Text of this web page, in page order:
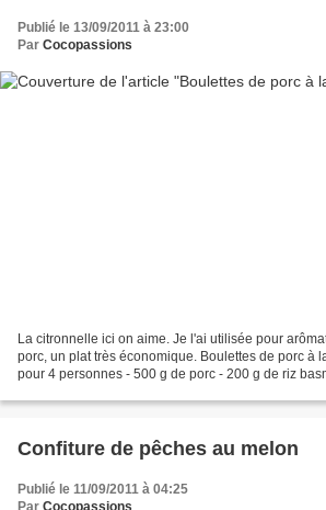
Publié le 13/09/2011 à 23:00
Par Cocopassions
La citronnelle ici on aime. Je l'ai utilisée pour
porc, un plat très économique. Boulettes de porc à
pour 4 personnes - 500 g de porc - 200 g de riz
Confiture de pêches au melon
Publié le 11/09/2011 à 04:25
Par Cocopassions